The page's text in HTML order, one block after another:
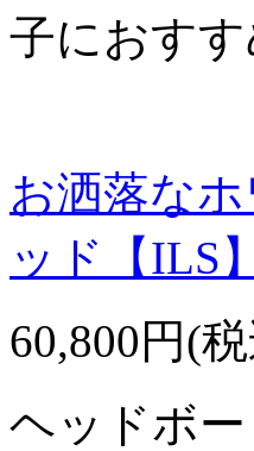
子におす
お洒落な
ッド【ILS
60,800円(
ヘッドボ